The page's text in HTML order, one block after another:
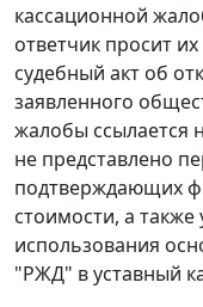
кассационной
ответчик просит
судебный акт об
заявленного
жалобы ссылается
не представлено
подтверждающих
стоимости, а также
использования
"РЖД" в уставный